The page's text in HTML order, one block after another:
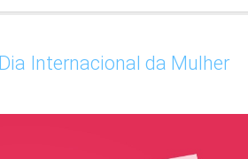
Internacional da Mulher